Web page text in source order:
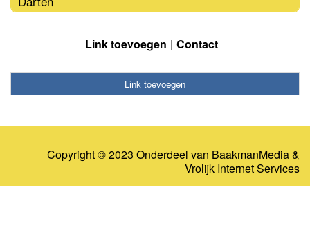
Link toevoegen Contact
Link toevoegen
Copyright © 2023 Onderdeel van BaakmanMedia&
Vrolijk Internet Services